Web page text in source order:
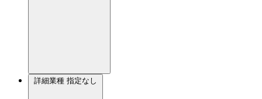
詳細業種 指定なし